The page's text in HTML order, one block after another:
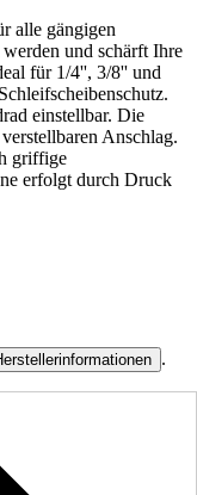
alle gängigen
und schärft Ihre
für 1/4'', 3/8'' und
einstellbar. Die
Anschlag.
griffige
erfolgt durch Druck
.